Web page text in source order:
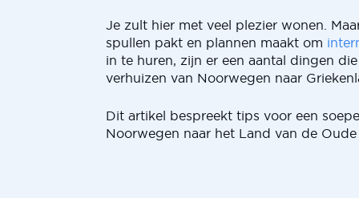
Je zult hier met veel plezier wonen.
spullen pakt en plannen maakt om
in te huren, zijn er een aantal dingen
verhuizen van Noorwegen naar
Dit artikel bespreekt tips voor een
Noorwegen naar het Land van de